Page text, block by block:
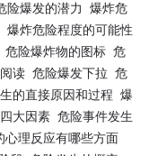
险爆发的潜力
爆炸危
爆炸危险程度的可能性
危险爆炸物的图标 危
读 危险爆发下拉 危
的直接原因和过程 爆
大因素 危险事件发生
心理反应有哪些方面